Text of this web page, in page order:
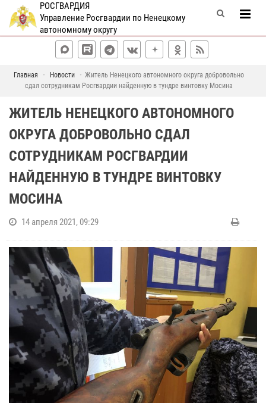
РОСГВАРДИЯ
Управление Росгвардии по Ненецкому
автономному округу
Главная Новости
Житель Ненецкого автономного округа добровольно
сдал сотрудникам Росгвардии найденную в тундре винтовку Мосина
ЖИТЕЛЬ НЕНЕЦКОГО АВТОНОМНОГО
ОКРУГА ДОБРОВОЛЬНО СДАЛ
СОТРУДНИКАМ РОСГВАРДИИ
НАЙДЕННУЮ В ТУНДРЕ ВИНТОВКУ
МОСИНА
14 апреля 2021, 09:29